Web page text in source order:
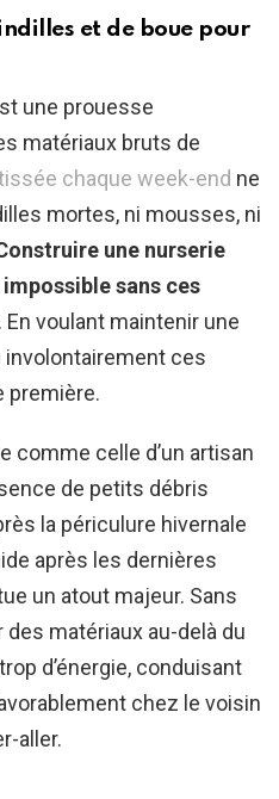
et de boue pour
une prouesse
matériaux bruts de
chaque week-end ne
mortes, ni mousses, ni
une nurserie
sans ces
. En voulant maintenir une
involontairement ces
première.
comme celle d’un artisan
de petits débris
la périculure hivernale
après les dernières
un atout majeur. Sans
matériaux au-delà du
d’énergie, conduisant
chez le voisin
aller.